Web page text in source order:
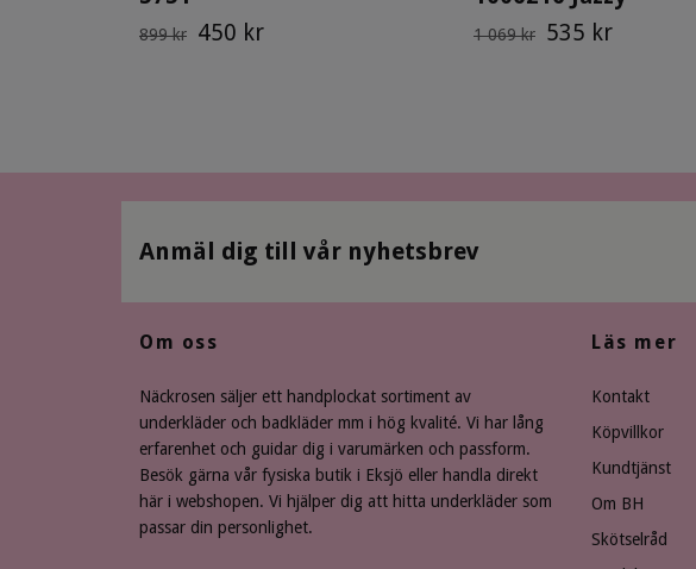
899 kr 450 kr 1 069 kr 535 kr
Anmäl dig till vår nyhetsbrev
Om oss
Näckrosen säljer ett handplockat sortiment av
underkläder och badkläder mm i hög kvalité. Vi har lång
erfarenhet och guidar dig i varumärken och passform.
Besök gärna vår fysiska butik i Eksjö eller handla direkt
här i webshopen. Vi hjälper dig att hitta underkläder som
passar din personlighet.
Läs mer
Kontakt
Köpvillkor
Kundtjänst
Om BH
Skötselråd